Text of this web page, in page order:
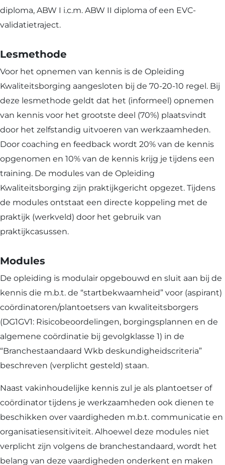
diploma, ABW I i.c.m. ABW II diploma of een EVC-
validatietraject.
Lesmethode
Voor het opnemen van kennis is de Opleiding
Kwaliteitsborging aangesloten bij de 70-20-10 regel. Bij
deze lesmethode geldt dat het (informeel) opnemen
van kennis voor het grootste deel (70%) plaatsvindt
door het zelfstandig uitvoeren van werkzaamheden.
Door coaching en feedback wordt 20% van de kennis
opgenomen en 10% van de kennis krijg je tijdens een
training. De modules van de Opleiding
Kwaliteitsborging zijn praktijkgericht opgezet. Tijdens
de modules ontstaat een directe koppeling met de
praktijk (werkveld) door het gebruik van
praktijkcasussen.
Modules
De opleiding is modulair opgebouwd en sluit aan bij de
kennis die m.b.t. de “startbekwaamheid” voor (aspirant)
coördinatoren/plantoetsers van kwaliteitsborgers
(DG1GV1: Risicobeoordelingen, borgingsplannen en de
algemene coördinatie bij gevolgklasse 1) in de
“Branchestaandaard Wkb deskundigheidscriteria”
beschreven (verplicht gesteld) staan.
Naast vakinhoudelijke kennis zul je als plantoetser of
coördinator tijdens je werkzaamheden ook dienen te
beschikken over vaardigheden m.b.t. communicatie en
organisatiesensitiviteit. Alhoewel deze modules niet
verplicht zijn volgens de branchestandaard, wordt het
belang van deze vaardigheden onderkent en maken